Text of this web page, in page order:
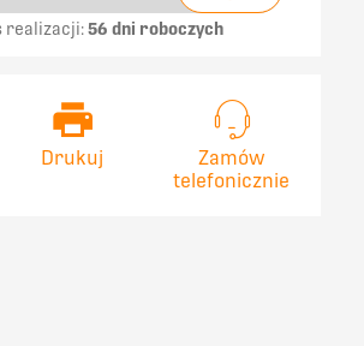
realizacji:56 dni roboczych
Drukuj
Zamów
telefonicznie